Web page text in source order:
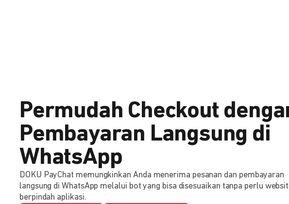
Permudah Checkout
Pembayaran Langsung di
WhatsApp
DOKU PayChat memungkinkan Anda menerima pesanan dan pembayaran
langsung di WhatsApp melalui bot yang bisa disesuaikan tanpa perlu
berpindah aplikasi.